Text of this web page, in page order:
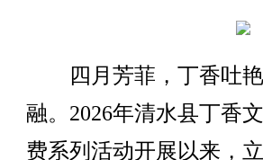
四月芳菲，丁香吐艳
融。2026年清水县丁香
费系列活动开展以来，